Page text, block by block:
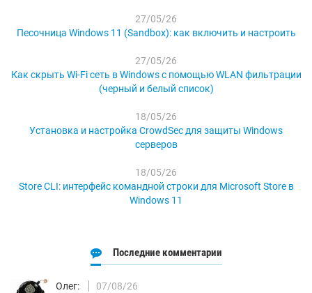
27/05/26
Песочница Windows 11 (Sandbox): как включить и настроить
27/05/26
Как скрыть Wi-Fi сеть в Windows с помощью WLAN фильтрации
(черный и белый список)
18/05/26
Установка и настройка CrowdSec для защиты Windows
серверов
18/05/26
Store CLI: интерфейс командной строки для Microsoft Store в
Windows 11
Последние комментарии
Олег:
07/08/26